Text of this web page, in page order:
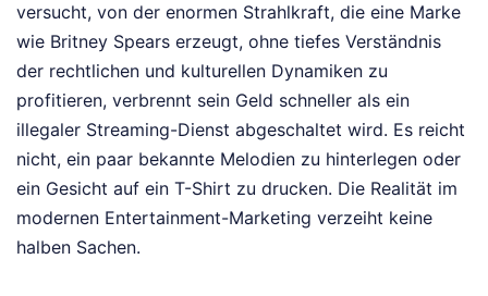
versucht, von der enormen Strahlkraft, die eine Marke
wie Britney Spears erzeugt, ohne tiefes Verständnis
der rechtlichen und kulturellen Dynamiken zu
profitieren, verbrennt sein Geld schneller als ein
illegaler Streaming-Dienst abgeschaltet wird. Es reicht
nicht, ein paar bekannte Melodien zu hinterlegen oder
ein Gesicht auf ein T-Shirt zu drucken. Die Realität im
modernen Entertainment-Marketing verzeiht keine
halben Sachen.